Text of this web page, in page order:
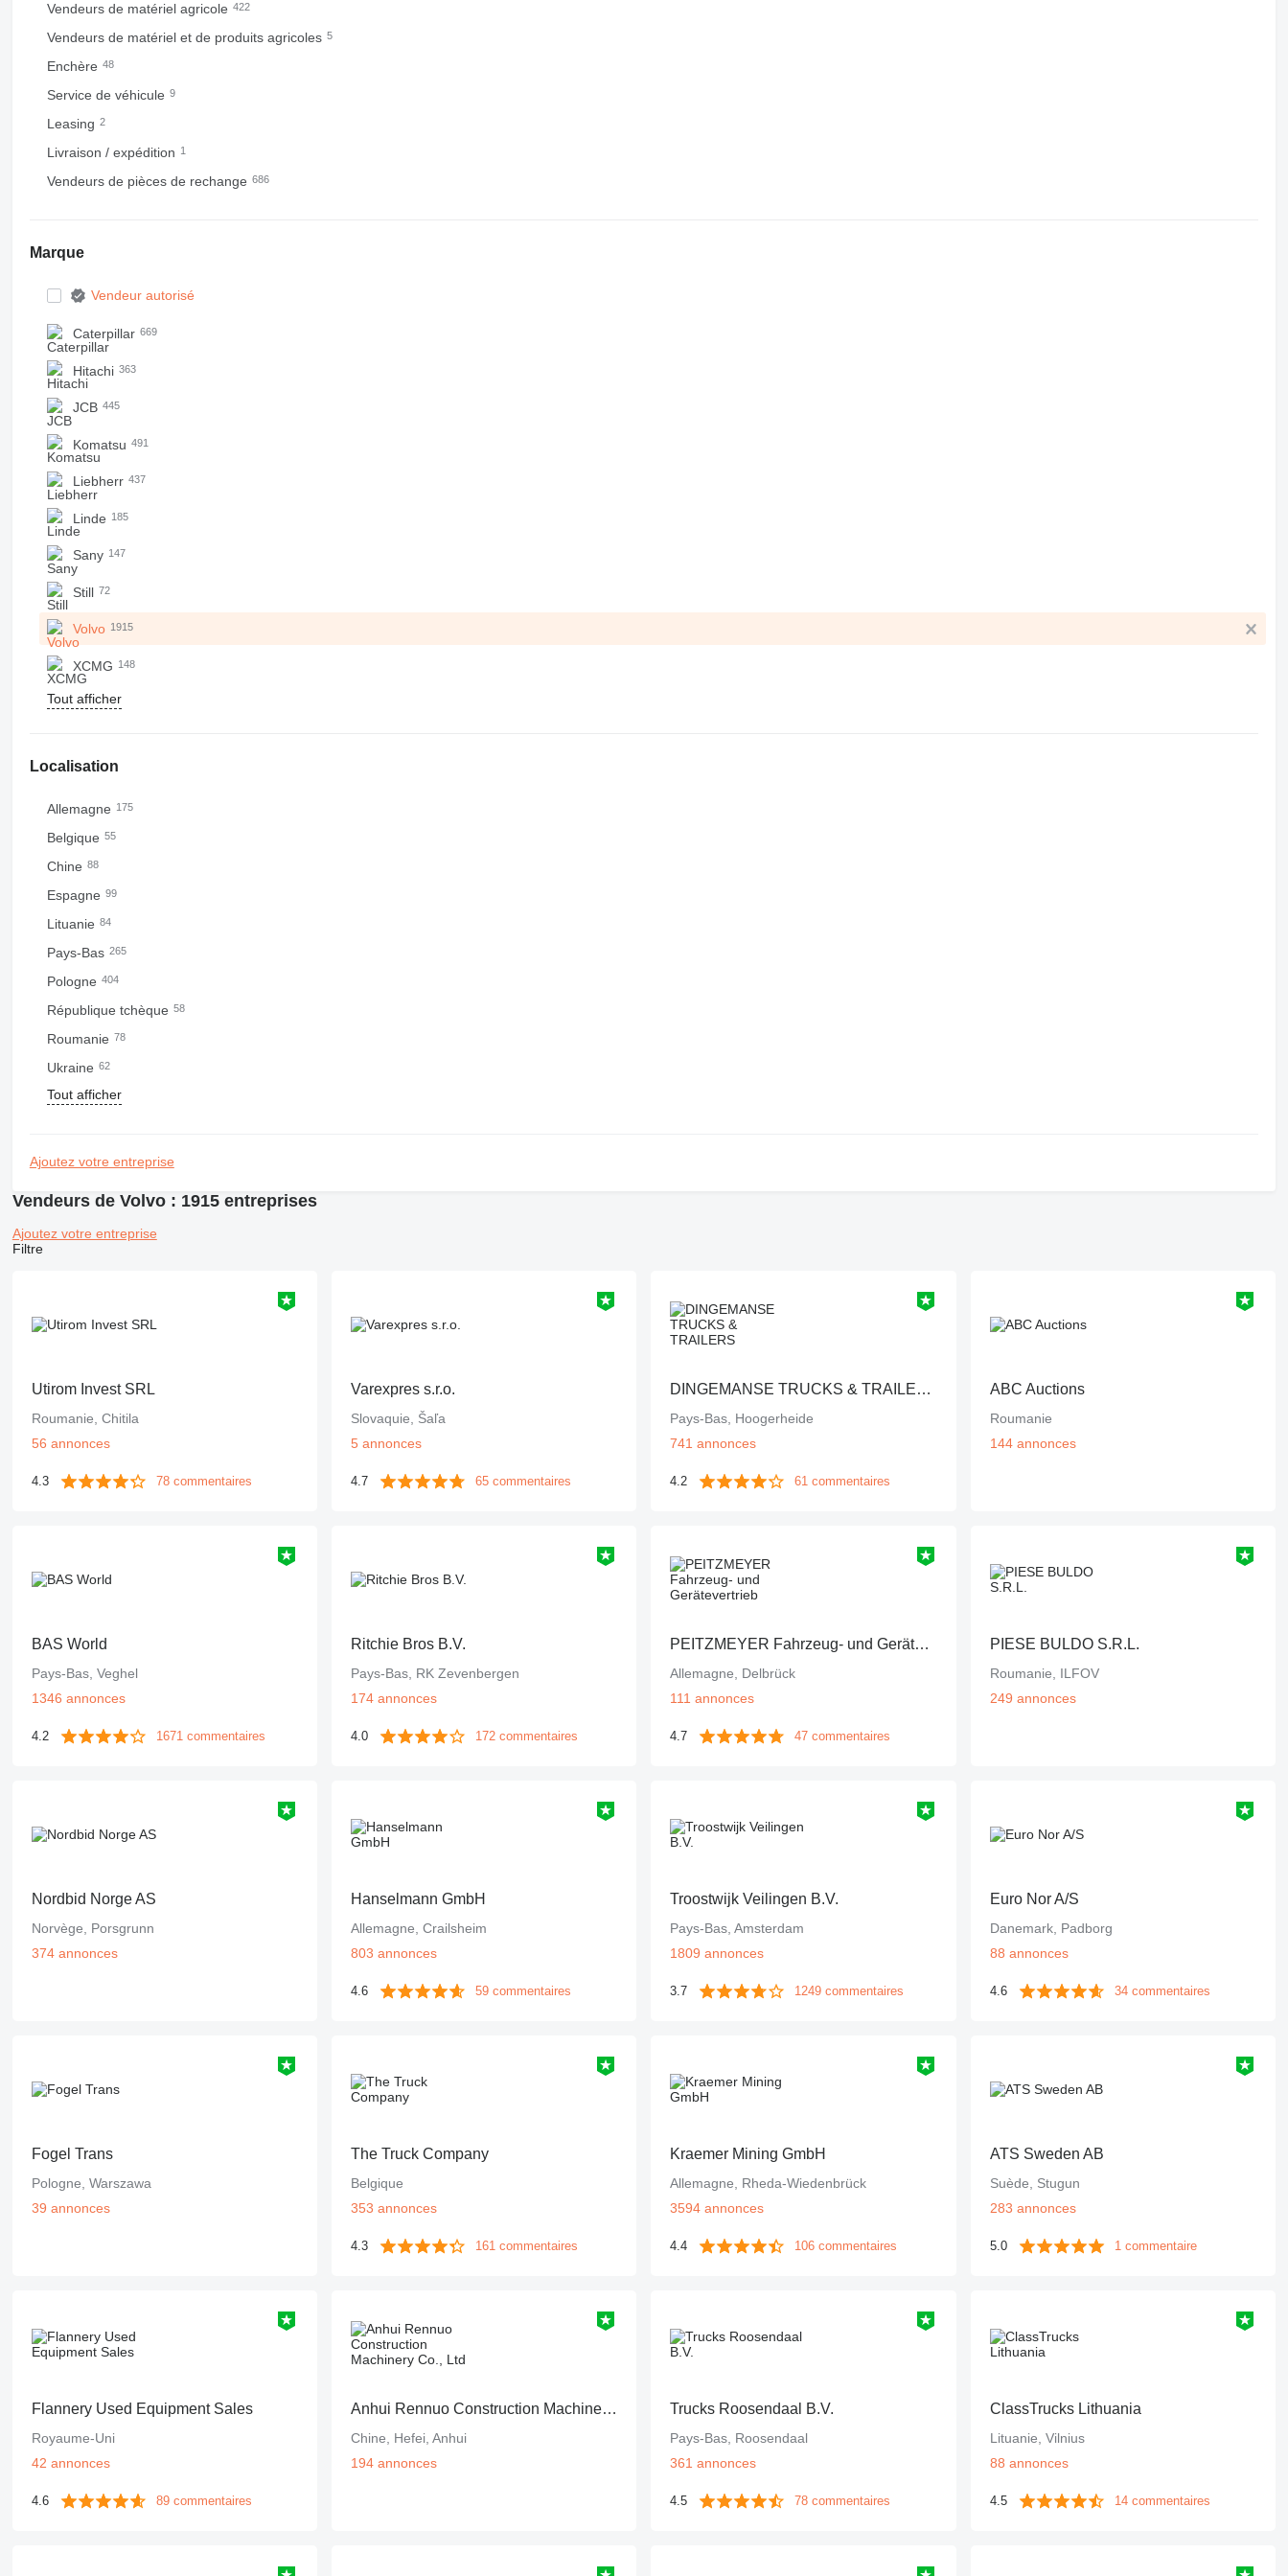
Vendeurs de matériel agricole 422
Vendeurs de matériel et de produits agricoles 5
Enchère 48
Service de véhicule 9
Leasing 2
Livraison / expédition 1
Vendeurs de pièces de rechange 686
Marque
Vendeur autorisé
Caterpillar 669
Hitachi 363
JCB 445
Komatsu 491
Liebherr 437
Linde 185
Sany 147
Still 72
Volvo 1915
XCMG 148
Tout afficher
Localisation
Allemagne 175
Belgique 55
Chine 88
Espagne 99
Lituanie 84
Pays-Bas 265
Pologne 404
République tchèque 58
Roumanie 78
Ukraine 62
Tout afficher
Ajoutez votre entreprise
Vendeurs de Volvo : 1915 entreprises
Ajoutez votre entreprise
Filtre
Utirom Invest SRL
Roumanie, Chitila
56 annonces
4.3 78 commentaires
Varexpres s.r.o.
Slovaquie, Šaľa
5 annonces
4.7 65 commentaires
DINGEMANSE TRUCKS & TRAILERS
Pays-Bas, Hoogerheide
741 annonces
4.2 61 commentaires
ABC Auctions
Roumanie
144 annonces
BAS World
Pays-Bas, Veghel
1346 annonces
4.2 1671 commentaires
Ritchie Bros B.V.
Pays-Bas, RK Zevenbergen
174 annonces
4.0 172 commentaires
PEITZMEYER Fahrzeug- und Gerätevertrieb
Allemagne, Delbrück
111 annonces
4.7 47 commentaires
PIESE BULDO S.R.L.
Roumanie, ILFOV
249 annonces
Nordbid Norge AS
Norvège, Porsgrunn
374 annonces
Hanselmann GmbH
Allemagne, Crailsheim
803 annonces
4.6 59 commentaires
Troostwijk Veilingen B.V.
Pays-Bas, Amsterdam
1809 annonces
3.7 1249 commentaires
Euro Nor A/S
Danemark, Padborg
88 annonces
4.6 34 commentaires
Fogel Trans
Pologne, Warszawa
39 annonces
The Truck Company
Belgique
353 annonces
4.3 161 commentaires
Kraemer Mining GmbH
Allemagne, Rheda-Wiedenbrück
3594 annonces
4.4 106 commentaires
ATS Sweden AB
Suède, Stugun
283 annonces
5.0 1 commentaire
Flannery Used Equipment Sales
Royaume-Uni
42 annonces
4.6 89 commentaires
Anhui Rennuo Construction Machinery Co., Ltd
Chine, Hefei, Anhui
194 annonces
Trucks Roosendaal B.V.
Pays-Bas, Roosendaal
361 annonces
4.5 78 commentaires
ClassTrucks Lithuania
Lituanie, Vilnius
88 annonces
4.5 14 commentaires